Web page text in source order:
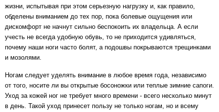
жизни, испытывая при этом серьезную нагрузку и, как правило,
обделены вниманием до тех пор, пока болевые ощущения или
дискомфорт не начнут сильно беспокоить их владельца. А если
учесть не всегда удобную обувь, то не приходится удивляться,
почему наши ноги часто болят, а подошвы покрываются трещинками
и мозолями.
Ногам следует уделять внимание в любое время года, независимо
от того, носите ли вы открытые босоножки или теплые зимние сапоги.
Уход за кожей ног не требует много времени - всего несколько минут
в день. Такой уход принесет пользу не только ногам, но и всему